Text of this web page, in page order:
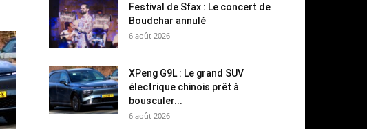
Festival de Sfax : Le concert de
Boudchar annulé
6 août 2026
XPeng G9L : Le grand SUV
électrique chinois prêt à
bousculer...
6 août 2026